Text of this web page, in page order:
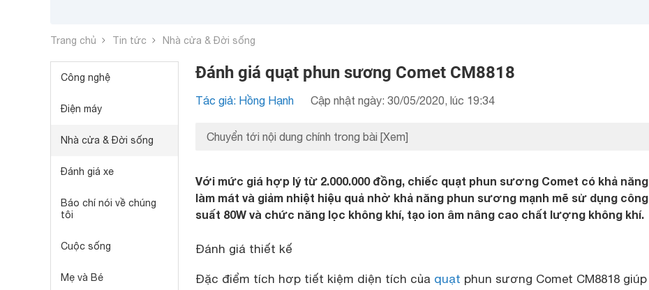
Trang chủ Tin tức Nhà cửa & Đời sống
Công nghệ
Điện máy
Nhà cửa & Đời sống
Đánh giá xe
Báo chí nói về chúng
tôi
Cuộc sống
Mẹ và Bé
Đánh giá quạt phun sương Comet CM8818
Tác giả: Hồng Hạnh Cập nhật ngày: 30/05/2020, lúc 19:34
Chuyển tới nội dung chính trong bài [Xem]
Với mức giá hợp lý từ 2.000.000 đồng, chiếc quạt phun sương Comet có khả năng
làm mát và giảm nhiệt hiệu quả nhờ khả năng phun sương mạnh mẽ sử dụng công
suất 80W và chức năng lọc không khí, tạo ion âm nâng cao chất lượng không khí.
Đánh giá thiết kế
Đặc điểm tích hơp tiết kiệm diện tích của quạt phun sương Comet CM8818 giúp